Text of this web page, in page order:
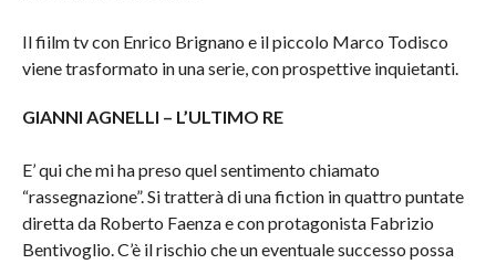
Il fiilm tv con Enrico Brignano e il piccolo Marco Todisco
viene trasformato in una serie, con prospettive inquietanti.
GIANNI AGNELLI – L’ULTIMO RE
E’ qui che mi ha preso quel sentimento chiamato
“rassegnazione”. Si tratterà di una fiction in quattro puntate
diretta da Roberto Faenza e con protagonista Fabrizio
Bentivoglio. C’è il rischio che un eventuale successo possa